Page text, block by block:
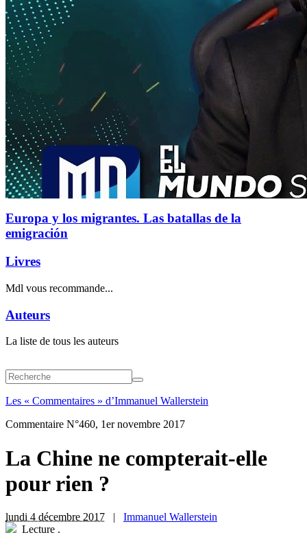
Europa y los migrantes. Las batallas de la
emigración
Livres
Mdl vous recommande...
Auteurs
La liste de tous les auteurs
Les « Commentaires » d’Immanuel Wallerstein
Commentaire N°460, 1er novembre 2017
La Chine ne compterait-elle
pour rien ?
lundi 4 décembre 2017 | Immanuel Wallerstein
Lecture .